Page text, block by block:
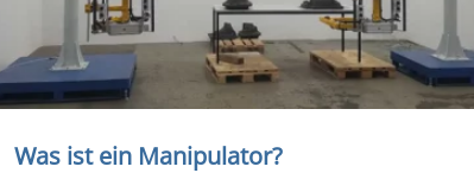
Was ist ein Manipulator?